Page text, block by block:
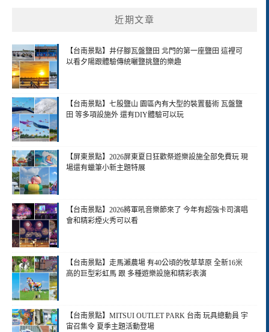
近期文章
【台南景點】井仔腳瓦盤鹽田 北門的第一座鹽田 這裡可
以看夕陽跟體驗傳統曬鹽挑鹽的樂趣
【台南景點】七股鹽山 園區內有大型的裝置藝術 瓦盤鹽
田 等多項設施外 還有DIY體驗可以玩
【屏東景點】2026屏東夏日狂歡祭遊樂設施全部免費玩 現
場還有蠟筆小新主題特展
【台南景點】2026將軍吼音樂節來了 今年有超強卡司演唱
會和精彩煙火秀可以看
【台南景點】走馬瀨農場 有40公頃的牧草草原 全新16米
高的巨型彩虹馬 跟 多種遊樂設施和精彩表演
【台南景點】MITSUI OUTLET PARK 台南 玩具總動員 宇
宙召集令 夏季主題活動登場